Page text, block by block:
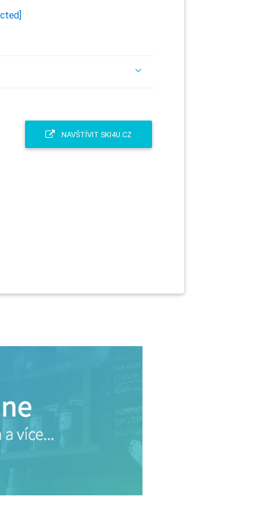
NAVŠTÍVIT SKI4U.CZ